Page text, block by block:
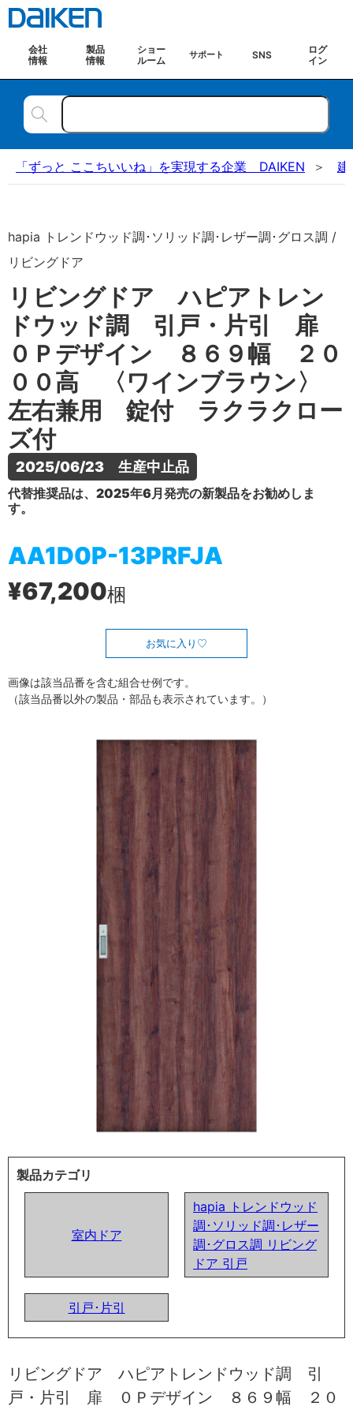
会社
情報
製品
情報
ショー
ルーム
サポート SNS
ログ
イン
「ずっと ここちいいね」を実現する企業 DAIKEN 建
hapia トレンドウッド調･ソリッド調･レザー調･グロス調 /
リビングドア
リビングドア ハピアトレン
ドウッド調 引戸・片引 扉
０Ｐデザイン ８６９幅 ２０
００高 〈ワインブラウン〉
左右兼用 錠付 ラクラクロー
ズ付
2025/06/23　生産中止品
代替推奨品は、2025年6月発売の新製品をお勧めしま
す。
AA1D0P-13PRFJA
¥67,200梱
お気に入り
画像は該当品番を含む組合せ例です。
（該当品番以外の製品・部品も表示されています。）
製品カテゴリ
室内ドア
hapia トレンドウッド
調･ソリッド調･レザー
調･グロス調 リビング
ドア 引戸
引戸･片引
リビングドア ハピアトレンドウッド調 引
戸・片引 扉 ０Ｐデザイン ８６９幅 ２０